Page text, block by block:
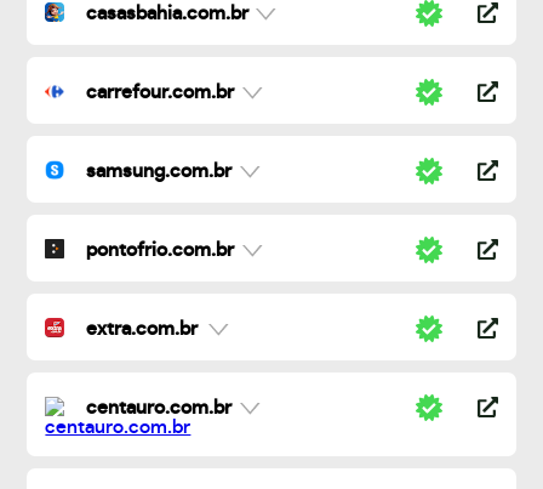
casasbahia.com.br
carrefour.com.br
samsung.com.br
pontofrio.com.br
extra.com.br
centauro.com.br